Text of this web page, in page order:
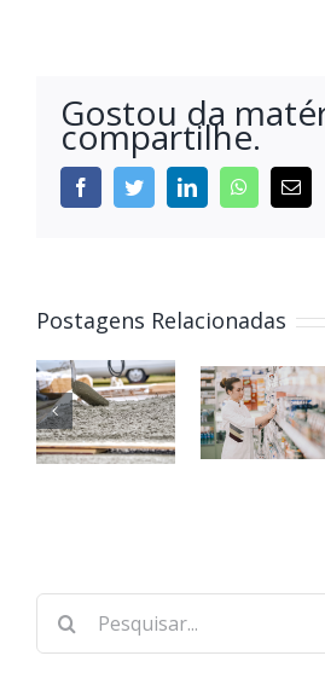
Gostou da
compartilhe.
Postagens Relacionadas